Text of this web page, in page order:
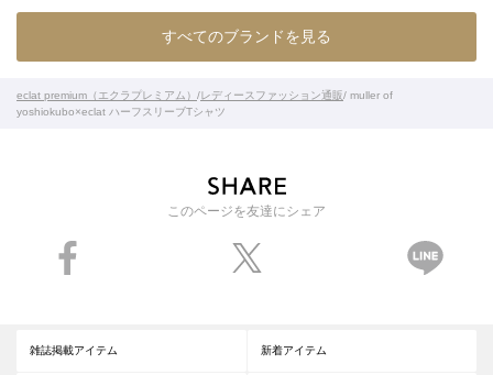
このページを友達にシェア
すべてのブランドを見る
eclat premium（エクラプレミアム） /レディースファッション通販/ muller of
yoshiokubo×eclat ハーフスリーブTシャツ
雑誌掲載アイテム 新着アイテム